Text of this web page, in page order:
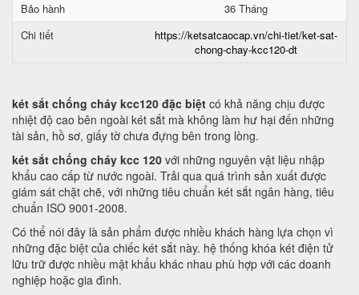
Bảo hành
36 Tháng
Chi tiết
https://ketsatcaocap.vn/chi-tiet/ket-sat-
chong-chay-kcc120-dt
két sắt chống cháy kcc120 đặc biệt có khả năng chịu được
nhiệt độ cao bên ngoài két sắt mà không làm hư hại đến những
tài sản, hồ sơ, giấy tờ chưa đựng bên trong lòng.
két sắt chống cháy kcc 120 với những nguyên vật liệu nhập
khẩu cao cấp từ nước ngoài. Trải qua quá trình sản xuất được
giám sát chặt chẽ, với những tiêu chuẩn két sắt ngân hàng, tiêu
chuẩn ISO 9001-2008.
Có thể nói đây là sản phẩm được nhiều khách hàng lựa chọn vì
những đặc biệt của chiếc két sắt này. hệ thống khóa két điện tử
lữu trữ được nhiều mật khẩu khác nhau phù hợp với các doanh
nghiệp hoặc gia đình.